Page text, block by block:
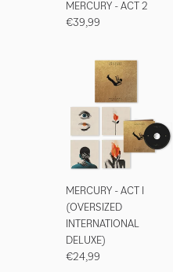
MERCURY - ACT 2
€39,99
MERCURY - ACT I
(OVERSIZED
INTERNATIONAL
DELUXE)
€24,99